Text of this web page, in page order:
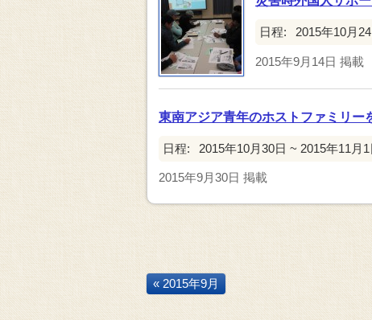
日程: 2015年10月
2015年9月14日 掲載
東南アジア青年のホストファミリー
日程: 2015年10月30日 ~ 2015年11月1
2015年9月30日 掲載
« 2015年9月